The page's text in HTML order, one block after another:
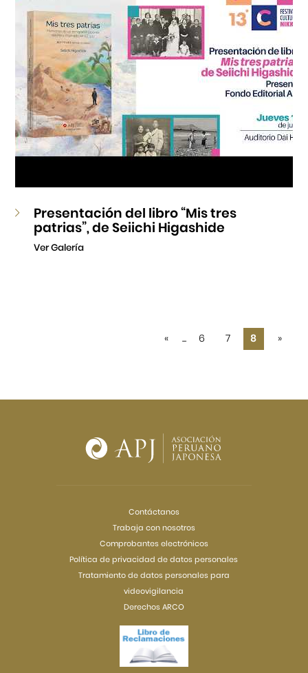
Presentación del libro “Mis tres
patrias”, de Seiichi Higashide
Ver Galería
« ... 6 7 8 »
Contáctanos
Trabaja con nosotros
Comprobantes electrónicos
Política de privacidad de datos personales
Tratamiento de datos personales para
videovigilancia
Derechos ARCO